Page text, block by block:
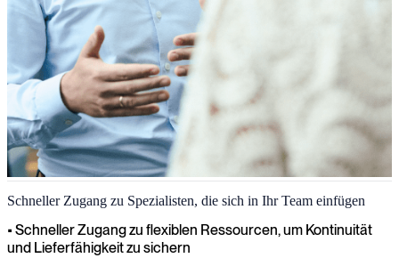
Schneller Zugang zu Spezialisten, die sich in Ihr Team einfügen
• Schneller Zugang zu flexiblen Ressourcen, um Kontinuität
und Lieferfähigkeit zu sichern